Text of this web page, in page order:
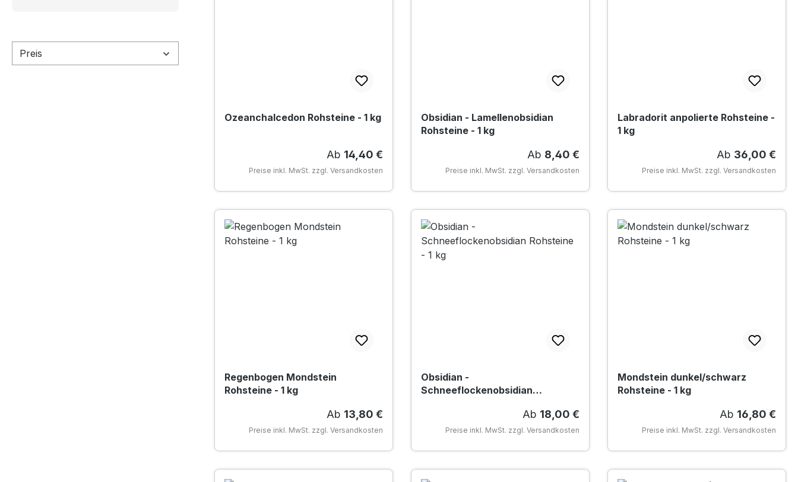
Preis
Ozeanchalcedon Rohsteine - 1 kg
Regulärer Preis:
Ab 14,40 €
Preise inkl. MwSt. zzgl. Versandkosten
Obsidian - Lamellenobsidian
Rohsteine - 1 kg
Regulärer Preis:
Ab 8,40 €
Preise inkl. MwSt. zzgl. Versandkosten
Labradorit anpolierte Rohsteine -
1 kg
Regulärer
Ab 36,00 €
Preise inkl. MwSt. zzgl. Versandkosten
Regenbogen Mondstein
Rohsteine - 1 kg
Regulärer Preis:
Ab 13,80 €
Preise inkl. MwSt. zzgl. Versandkosten
Obsidian -
Schneeflockenobsidian
Regulärer Preis:
Ab 18,00 €
Preise inkl. MwSt. zzgl. Versandkosten
Mondstein dunkel/schwarz
Rohsteine - 1 kg
Regulärer
Ab 16,80 €
Preise inkl. MwSt. zzgl. Versandkosten